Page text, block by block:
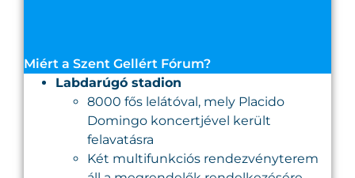
Miért a Szent Gellért Fórum?
Labdarúgó stadion
8000 fős lelátóval, mely Placido
Domingo koncertjével került
felavatásra
Két multifunkciós rendezvényterem